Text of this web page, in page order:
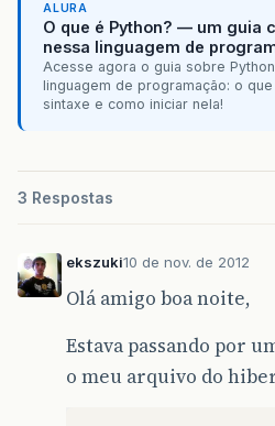
ALURA
O que é Python? — um guia
nessa linguagem de
Acesse agora o guia sobre
linguagem de programação: o
sintaxe e como iniciar nela!
3 Respostas
ekszuki10 de nov. de 2012
Olá amigo boa noite,
Estava passando por
o meu arquivo do